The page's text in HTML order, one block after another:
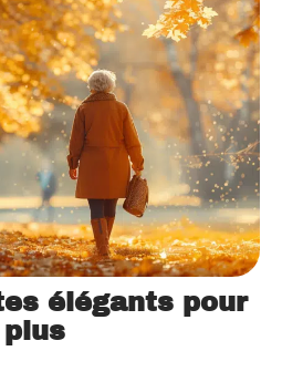
élégants pour
plus